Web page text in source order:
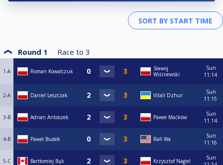
Round 1 Race to 3
1-A Roman Kowalczuk
Sławoj
Wiśniewski
Sun
11:14
2-A Daniel Leszczak Vitali Dzhur
Sun
11:15
3-B Adrian Antoszek Paweł Maćków
Sun
11:14
4-B Paweł Budek Rafi Wa
Sun
11:16
5-C Bartłomiej Bąk Krzysztof Nagiel
Sun